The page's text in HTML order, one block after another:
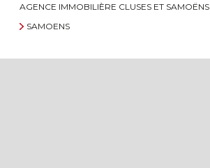
AGENCE IMMOBILIÈRE CLUSES ET SAMOËNS
SAMOENS